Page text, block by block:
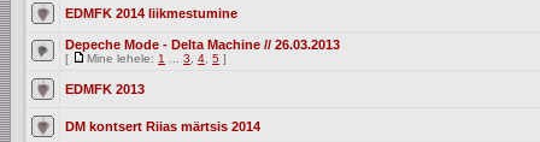
EDMFK 2014 liikmestumine
Depeche Mode - Delta Machine // 26.03.2013
[ Mine lehele: 1 3 4 5 ]
EDMFK 2013
DM kontsert Riias märtsis 2014